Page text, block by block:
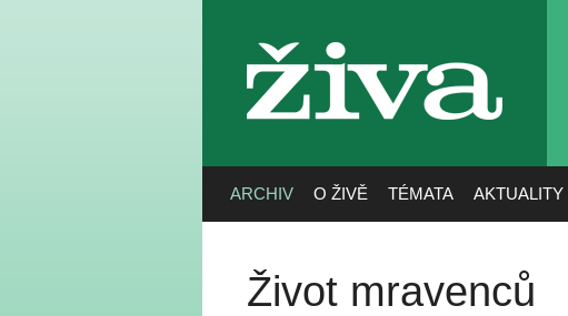
živa
ARCHIV O ŽIVĚ TÉMATA AKTUALITY
Život mravenců